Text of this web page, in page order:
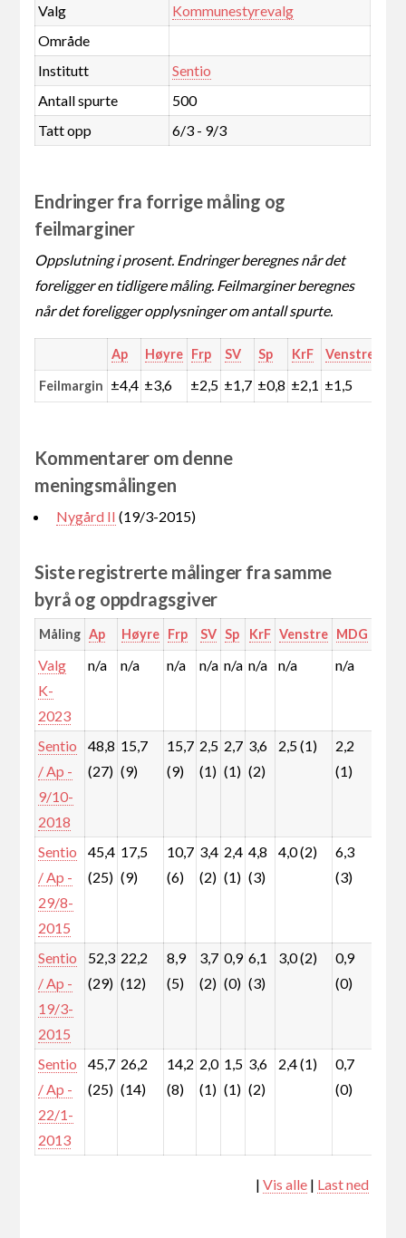
Valg
Kommunestyrevalg
Område
Institutt
Sentio
Antall spurte
500
Tatt opp
6/3 - 9/3
Endringer fra forrige måling og
feilmarginer
Oppslutning i prosent. Endringer beregnes når det
foreligger en tidligere måling. Feilmarginer beregnes
når det foreligger opplysninger om antall spurte.
Ap Høyre Frp SV Sp KrF Venstre
Feilmargin ±4,4 ±3,6 ±2,5 ±1,7 ±0,8 ±2,1 ±1,5
Kommentarer om denne
meningsmålingen
Nygård II (19/3-2015)
Siste registrerte målinger fra samme
byrå og oppdragsgiver
Måling Ap Høyre Frp SV Sp KrF Venstre MDG
Valg
K-
2023
n/a n/a n/a n/a n/a n/a n/a n/a
Sentio
/ Ap -
9/10-
2018
48,8
(27)
15,7
(9)
15,7
(9)
2,5
(1)
2,7
(1)
3,6
(2)
2,5 (1)
2,2
(1)
Sentio
/ Ap -
29/8-
2015
45,4
(25)
17,5
(9)
10,7
(6)
3,4
(2)
2,4
(1)
4,8
(3)
4,0 (2)
6,3
(3)
Sentio
/ Ap -
19/3-
2015
52,3
(29)
22,2
(12)
8,9
(5)
3,7
(2)
0,9
(0)
6,1
(3)
3,0 (2)
0,9
(0)
Sentio
/ Ap -
22/1-
2013
45,7
(25)
26,2
(14)
14,2
(8)
2,0
(1)
1,5
(1)
3,6
(2)
2,4 (1)
0,7
(0)
|Vis alle | Last ned